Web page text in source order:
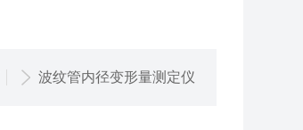
波纹管内径变形量测定仪